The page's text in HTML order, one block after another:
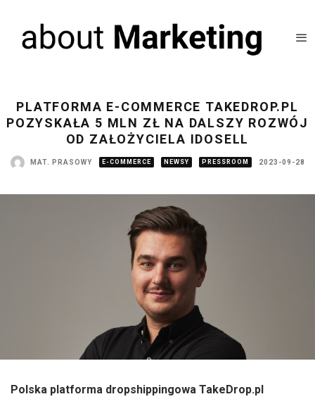
PLATFORMA E-COMMERCE TAKEDROP.PL
POZYSKAŁA 5 MLN ZŁ NA DALSZY ROZWÓJ
OD ZAŁOŻYCIELA IDOSELL
MAT. PRASOWY E-COMMERCE NEWSY PRESSROOM 2023-09-28
Polska platforma dropshippingowa TakeDrop.pl